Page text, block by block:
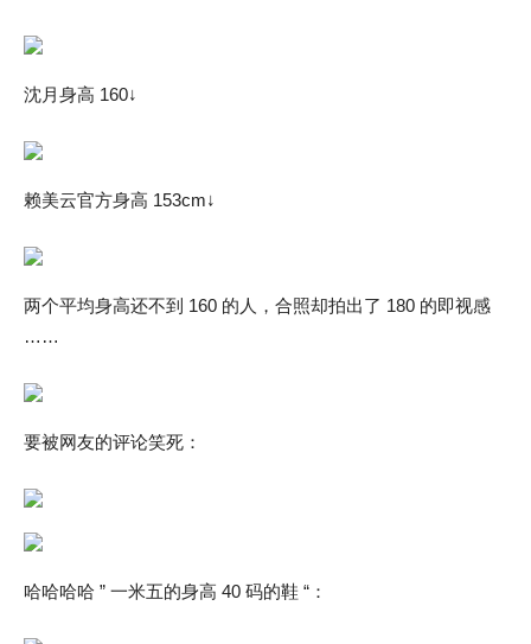
沈月身高 160↓
赖美云官方身高 153cm↓
两个平均身高还不到 160 的人，合照却拍出了 180 的即视感
……
要被网友的评论笑死：
哈哈哈哈 ” 一米五的身高 40 码的鞋 “：